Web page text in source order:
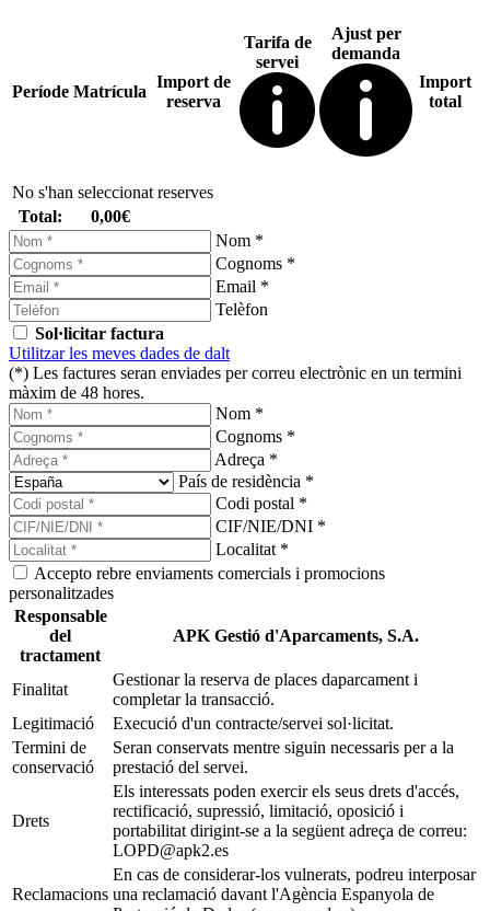
Període Matrícula
Import de
reserva
Tarifa de
servei
Ajust per
demanda
Import
total
No s'han seleccionat reserves
Total:
0,00€
Nom *
Cognoms *
Email *
Telèfon
Sol·licitar factura
Utilitzar les meves dades de dalt
(*) Les factures seran enviades per correu electrònic en un termini
màxim de 48 hores.
Nom *
Cognoms *
Adreça *
País de residència *
Codi postal *
CIF/NIE/DNI *
Localitat *
Accepto rebre enviaments comercials i promocions
personalitzades
Responsable
del
tractament
APK Gestió d'Aparcaments, S.A.
Finalitat
Gestionar la reserva de places daparcament i
completar la transacció.
Legitimació
Execució d'un contracte/servei sol·licitat.
Termini de
conservació
Seran conservats mentre siguin necessaris per a la
prestació del servei.
Drets
Els interessats poden exercir els seus drets d'accés,
rectificació, supressió, limitació, oposició i
portabilitat dirigint-se a la següent adreça de correu:
LOPD@apk2.es
Reclamacions
En cas de considerar-los vulnerats, podreu interposar
una reclamació davant l'Agència Espanyola de